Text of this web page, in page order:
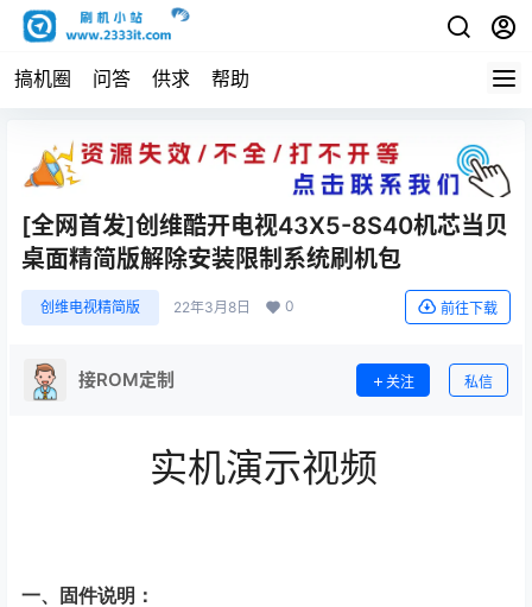
搞机圈 问答 供求 帮助
[全网首发]创维酷开电视43X5-8S40机芯当贝
桌面精简版解除安装限制系统刷机包
创维电视精简版 22年3月8日 0 前往下载
接ROM定制 关注 私信
实机演示视频
一、固件说明：